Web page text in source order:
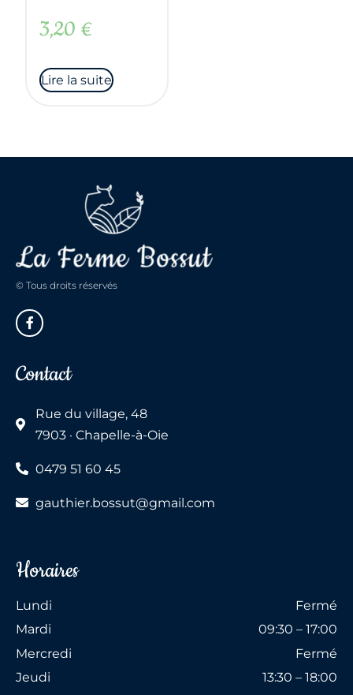
3,20 €
Lire la suite
© Tous droits réservés
Contact
Rue du village, 48
7903 · Chapelle-à-Oie
0479 51 60 45
gauthier.bossut@gmail.com
Horaires
Lundi
Mardi
Mercredi
Jeudi
Fermé
09:30 – 17:00
Fermé
13:30 – 18:00